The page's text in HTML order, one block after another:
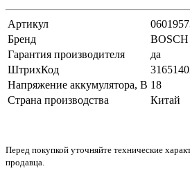
Артикул
Бренд
BOSCH
Гарантия производителя
да
ШтрихКод
Напряжение аккумулятора, В 18
Страна производства
Китай
Перед покупкой уточняйте технические
продавца.